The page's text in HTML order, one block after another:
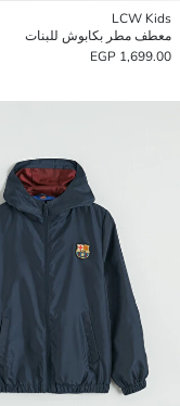
LCW Kids
معطف مطر بكابوش للبنات
1,699.00 EGP